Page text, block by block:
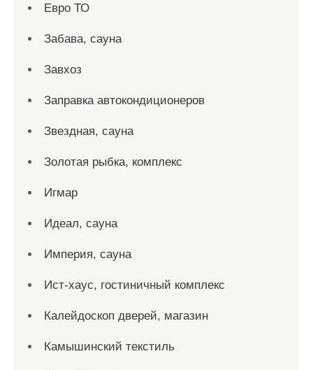
Евро ТО
Забава, сауна
Завхоз
Заправка автокондиционеров
Звездная, сауна
Золотая рыбка, комплекс
Игмар
Идеал, сауна
Империя, сауна
Ист-хаус, гостиничный комплекс
Калейдоскоп дверей, магазин
Камышинский текстиль